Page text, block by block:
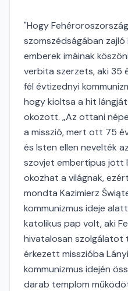
"Hogy
szomszédságában
emberek imáinak
verbita szerzets, aki 35
fél évtizednyi
hogy kioltsa a hit
okozott. „Az ottani
a misszió, mert ott 75
és Isten ellen nevelték
szovjet embertípus jött
okozhat a világnak,
mondta Kazimierz
kommunizmus ideje
katolikus pap volt, aki
hivatalosan szolgálatot
érkezett misszióba
kommunizmus idején
darab templom